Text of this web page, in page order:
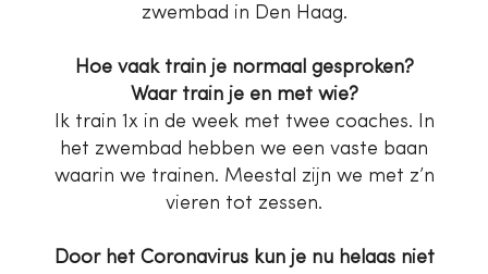
zwembad in Den Haag.
Hoe vaak train je normaal gesproken?
Waar train je en met wie?
Ik train 1x in de week met twee coaches. In
het zwembad hebben we een vaste baan
waarin we trainen. Meestal zijn we met z’n
vieren tot zessen.
Door het Coronavirus kun je nu helaas niet